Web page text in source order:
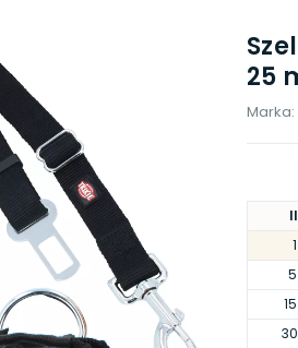
25
Marka:
1
5
15
30